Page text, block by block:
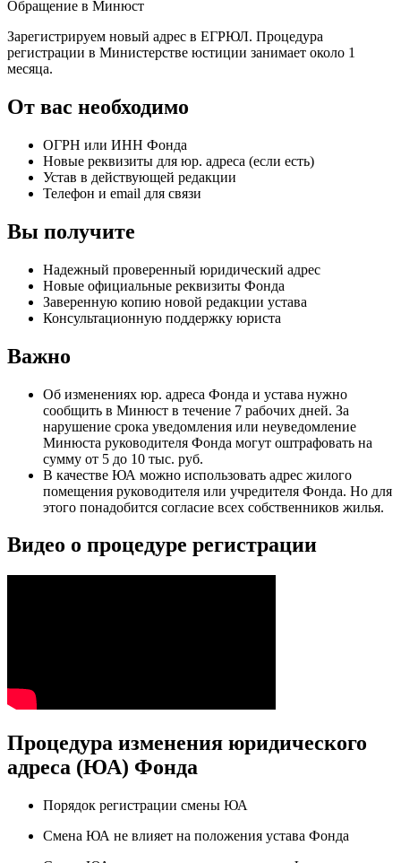
Обращение в Минюст
Зарегистрируем новый адрес в ЕГРЮЛ. Процедура
регистрации в Министерстве юстиции занимает около 1
месяца.
От вас необходимо
ОГРН или ИНН Фонда
Новые реквизиты для юр. адреса (если есть)
Устав в действующей редакции
Телефон и email для связи
Вы получите
Надежный проверенный юридический адрес
Новые официальные реквизиты Фонда
Заверенную копию новой редакции устава
Консультационную поддержку юриста
Важно
Об изменениях юр. адреса Фонда и устава нужно
сообщить в Минюст в течение 7 рабочих дней. За
нарушение срока уведомления или неуведомление
Минюста руководителя Фонда могут оштрафовать на
сумму от 5 до 10 тыс. руб.
В качестве ЮА можно использовать адрес жилого
помещения руководителя или учредителя Фонда. Но для
этого понадобится согласие всех собственников жилья.
Видео о процедуре регистрации
Процедура изменения юридического
адреса (ЮА) Фонда
Порядок регистрации смены ЮА
Смена ЮА не влияет на положения устава Фонда